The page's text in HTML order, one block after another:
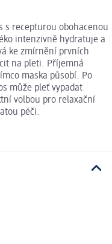
s recepturou obohacenou
intenzivně hydratuje a
ke zmírnění prvních
na pleti. Příjemná
maska působí. Po
může pleť vypadat
volbou pro relaxační
péči.